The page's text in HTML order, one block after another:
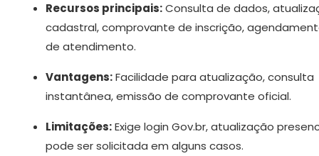
Recursos principais:Consulta de dados,
cadastral, comprovante de inscrição,
de atendimento.
Vantagens:Facilidade para atualização, consulta
instantânea, emissão de comprovante oficial.
Limitações:Exige login Gov.br, atualização
pode ser solicitada em alguns casos.